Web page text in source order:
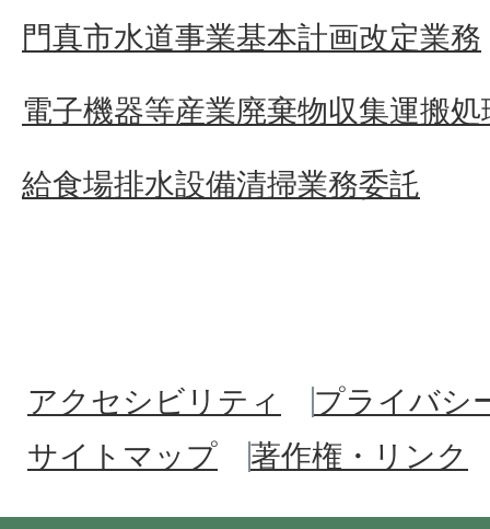
門真市水道事業基本計画改定業務
電子機器等産業廃棄物収集運搬
給食場排水設備清掃業務委託
アクセシビリティ
プライバシ
サイトマップ
著作権・リンク